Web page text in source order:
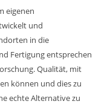
eigenen
und
in die
Fertigung entsprechen
Qualität, mit
können und dies zu
echte Alternative zu